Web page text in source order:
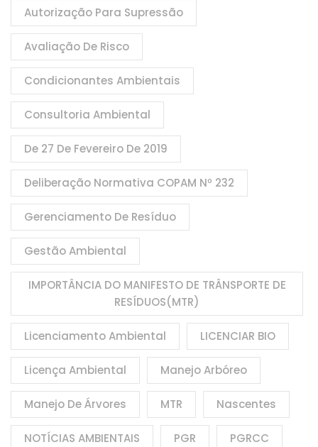
Autorização Para Supressão
Avaliação De Risco
Condicionantes Ambientais
Consultoria Ambiental
De 27 De Fevereiro De 2019
Deliberação Normativa COPAM Nº 232
Gerenciamento De Resíduo
Gestão Ambiental
IMPORTÂNCIA DO MANIFESTO DE TRÂNSPORTE DE
RESÍDUOS(MTR)
Licenciamento Ambiental LICENCIAR BIO
Licença Ambiental Manejo Arbóreo
Manejo De Árvores MTR Nascentes
NOTÍCIAS AMBIENTAIS PGR PGRCC